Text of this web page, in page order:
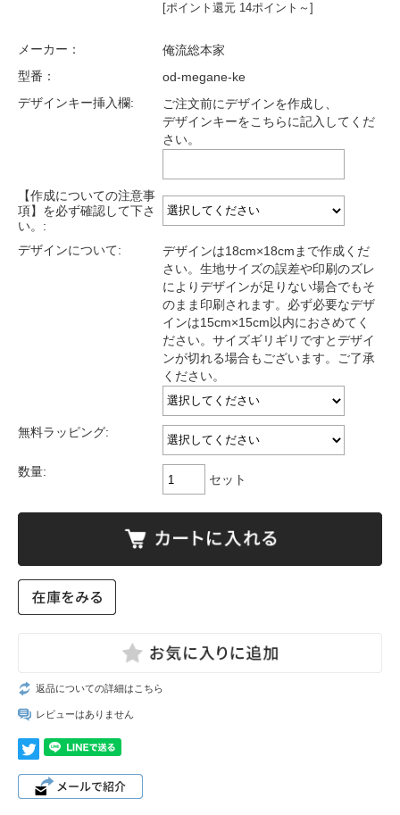
[ポイント還元 14ポイント～]
メーカー：
俺流総本家
型番：
od-megane-ke
デザインキー挿入欄:
ご注文前にデザインを作成し、
デザインキーをこちらに記入してくだ
さい。
【作成についての注意事
項】を必ず確認して下さ
い。:
デザインについて:
デザインは18cm×18cmまで作成くだ
さい。生地サイズの誤差や印刷のズレ
によりデザインが足りない場合でもそ
のまま印刷されます。必ず必要なデザ
インは15cm×15cm以内におさめてく
ださい。サイズギリギリですとデザイ
ンが切れる場合もございます。ご了承
ください。
無料ラッピング:
数量:
セット
返品についての詳細はこちら
レビューはありません